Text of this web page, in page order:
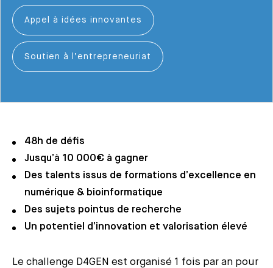
Appel à idées innovantes
Soutien à l’entrepreneuriat
48h de défis
Jusqu’à 10 000€ à gagner
Des talents issus de formations d’excellence en
numérique & bioinformatique
Des sujets pointus de recherche
Un potentiel d’innovation et valorisation élevé
Le challenge D4GEN est organisé 1 fois par an pour